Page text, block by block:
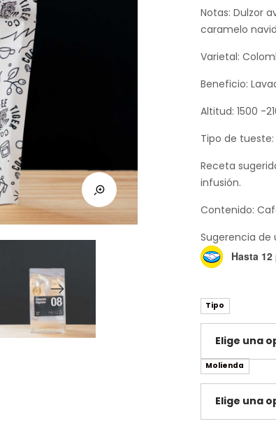
Notas: Dulzor
caramelo
Varietal:
Beneficio:
Altitud: 1500 -
Tipo de
Receta
infusión.
Contenido:
Sugerencia de
Hasta
Tipo
Molienda